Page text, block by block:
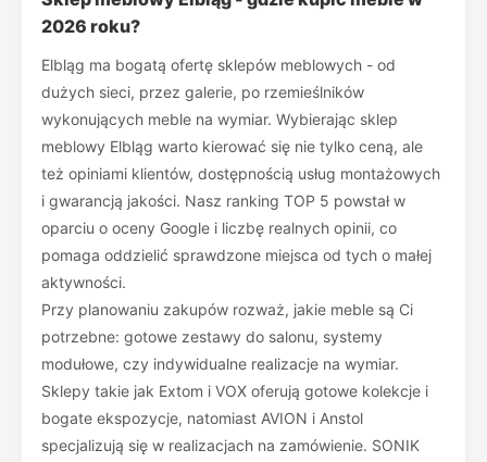
2026 roku?
Elbląg ma bogatą ofertę sklepów meblowych - od
dużych sieci, przez galerie, po rzemieślników
wykonujących meble na wymiar. Wybierając sklep
meblowy Elbląg warto kierować się nie tylko ceną, ale
też opiniami klientów, dostępnością usług montażowych
i gwarancją jakości. Nasz ranking TOP 5 powstał w
oparciu o oceny Google i liczbę realnych opinii, co
pomaga oddzielić sprawdzone miejsca od tych o małej
aktywności.
Przy planowaniu zakupów rozważ, jakie meble są Ci
potrzebne: gotowe zestawy do salonu, systemy
modułowe, czy indywidualne realizacje na wymiar.
Sklepy takie jak Extom i VOX oferują gotowe kolekcje i
bogate ekspozycje, natomiast AVION i Anstol
specjalizują się w realizacjach na zamówienie. SONIK